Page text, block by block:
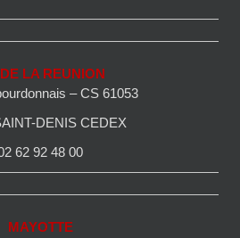
DE LA REUNION
– CS 61053
DENIS CEDEX
62 92 48 00
MAYOTTE